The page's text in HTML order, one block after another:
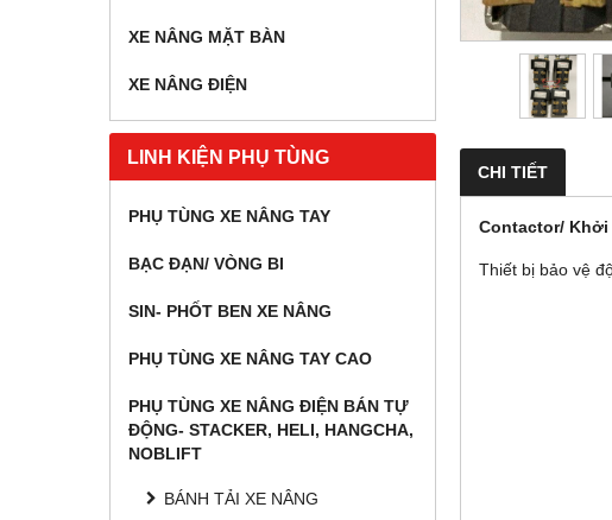
XE NÂNG MẶT BÀN
XE NÂNG ĐIỆN
LINH KIỆN PHỤ TÙNG
PHỤ TÙNG XE NÂNG TAY
BẠC ĐẠN/ VÒNG BI
SIN- PHỐT BEN XE NÂNG
PHỤ TÙNG XE NÂNG TAY CAO
PHỤ TÙNG XE NÂNG ĐIỆN BÁN TỰ
ĐỘNG- STACKER, HELI, HANGCHA,
NOBLIFT
BÁNH TẢI XE NÂNG
CHI TIẾT
Contactor/ Khởi
Thiết bị bảo vệ